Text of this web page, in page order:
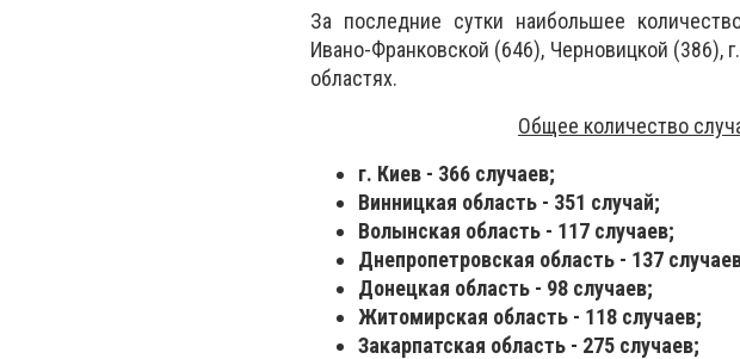
За последние сутки наибольшее
Ивано-Франковской (646), Черновицкой (386),
областях.
Общее количество
г. Киев - 366 случаев;
Винницкая область - 351 случай;
Волынская область - 117 случаев;
Днепропетровская область - 137
Донецкая область - 98 случаев;
Житомирская область - 118 случаев;
Закарпатская область - 275 случаев;